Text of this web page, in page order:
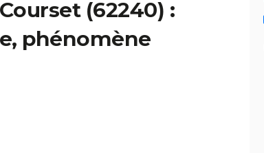
(62240) :
phénomène